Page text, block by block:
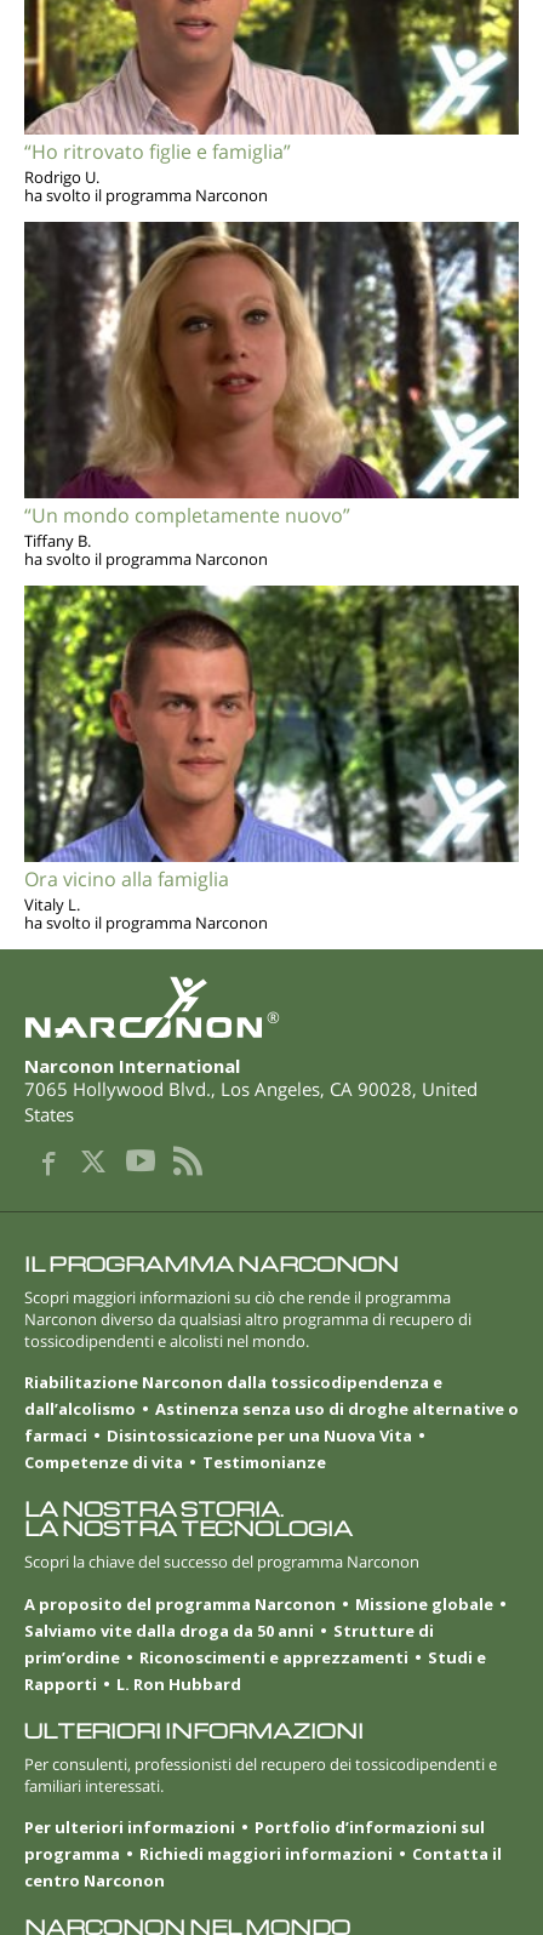
“Ho ritrovato figlie e famiglia”
Rodrigo U.
ha svolto il programma Narconon
“Un mondo completamente nuovo”
Tiffany B.
ha svolto il programma Narconon
Ora vicino alla famiglia
Vitaly L.
ha svolto il programma Narconon
®
Narconon International
7065 Hollywood Blvd., Los Angeles, CA 90028, United
States
IL PROGRAMMA NARCONON
Scopri maggiori informazioni su ciò che rende il programma
Narconon diverso da qualsiasi altro programma di recupero di
tossicodipendenti e alcolisti nel mondo.
Riabilitazione Narconon dalla tossicodipendenza e
dall’alcolismo
Astinenza senza uso di droghe alternative o
farmaci
Disintossicazione per una Nuova Vita
Competenze di vita
Testimonianze
LA NOSTRA STORIA.
LA NOSTRA TECNOLOGIA
Scopri la chiave del successo del programma Narconon
A proposito del programma Narconon
Missione globale
Salviamo vite dalla droga da 50 anni
Strutture di
prim’ordine
Riconoscimenti e apprezzamenti
Studi e
Rapporti
L. Ron Hubbard
ULTERIORI INFORMAZIONI
Per consulenti, professionisti del recupero dei tossicodipendenti e
familiari interessati.
Per ulteriori informazioni
Portfolio d’informazioni sul
programma
Richiedi maggiori informazioni
Contatta il
centro Narconon
NARCONON NEL MONDO